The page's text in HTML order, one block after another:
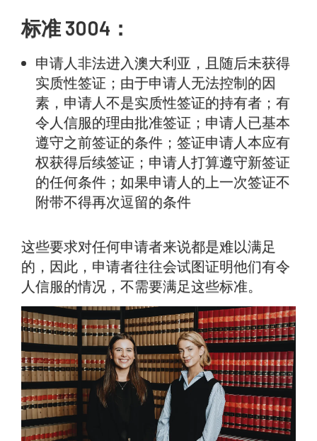
标准 3004：
申请人非法进入澳大利亚，且随后未获得
实质性签证；由于申请人无法控制的因
素，申请人不是实质性签证的持有者；有
令人信服的理由批准签证；申请人已基本
遵守之前签证的条件；签证申请人本应有
权获得后续签证；申请人打算遵守新签证
的任何条件；如果申请人的上一次签证不
附带不得再次逗留的条件
这些要求对任何申请者来说都是难以满足
的，因此，申请者往往会试图证明他们有令
人信服的情况，不需要满足这些标准。